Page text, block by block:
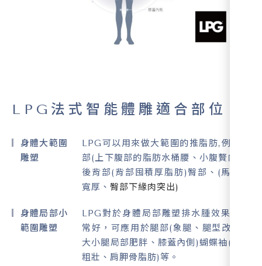
LPG法式智能體雕適合部位
身體大範圍
雕塑
LPG可以用來做大範圍的推脂肪,例如腹
部(上下腹部的脂肪水桶腰、小腹贅肉)、
後背部(背部囤積厚脂肪)臀部、(馬鞍臀
寬厚、 臀部下緣肉突出)
身體局部小
範圍雕塑
LPG對於身體局部雕塑排水腫效果也非
常好，可應用於腿部(象腿、腿型改善、
大小腿局部肥胖、膝蓋內側)蝴蝶袖(手臂
粗壯、肩胛骨脂肪)等。